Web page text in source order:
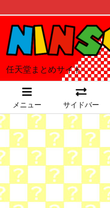
任天堂まとめサイト
メニュー サイドバー